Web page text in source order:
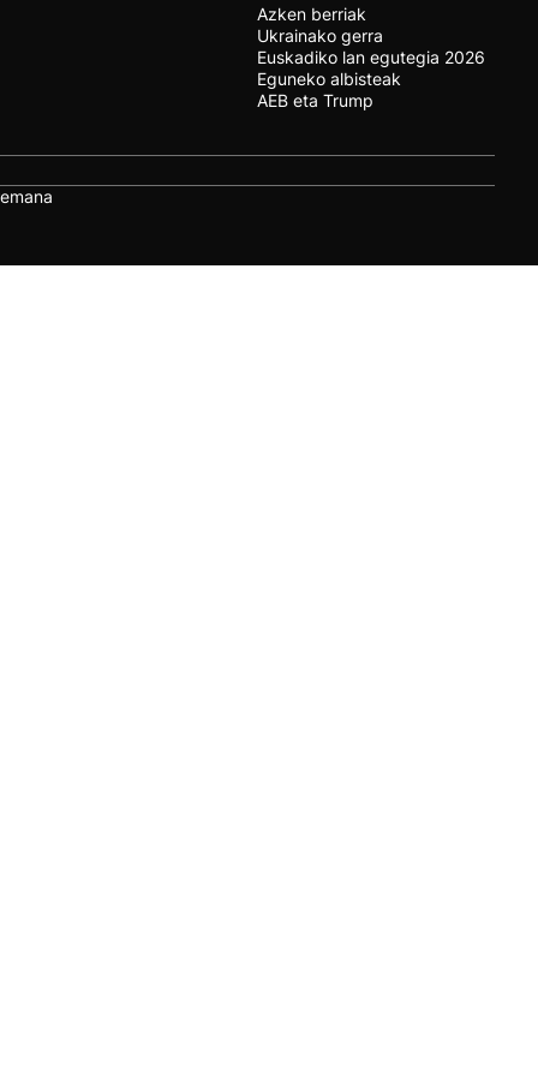
Azken berriak
Ukrainako gerra
Euskadiko lan egutegia 2026
Eguneko albisteak
AEB eta Trump